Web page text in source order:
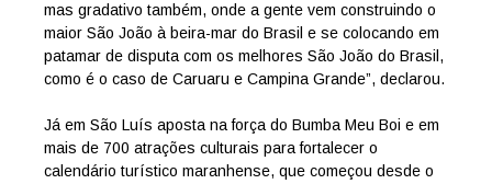
mas gradativo também, onde a gente vem construindo o
maior São João à beira-mar do Brasil e se colocando em
patamar de disputa com os melhores São João do Brasil,
como é o caso de Caruaru e Campina Grande”, declarou.
Já em São Luís aposta na força do Bumba Meu Boi e em
mais de 700 atrações culturais para fortalecer o
calendário turístico maranhense, que começou desde o